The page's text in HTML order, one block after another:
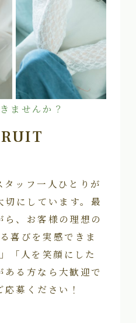
ませんか？
タッフ一人ひとりが
切にしています。最
、お客様の理想の
喜びを実感できま
「人を笑顔にした
ある方なら大歓迎で
募ください！